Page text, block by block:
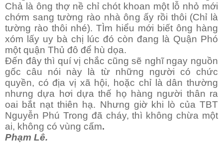
Chả là ông thợ nề chỉ chót khoan một lỗ nhỏ mới
chớm sang tường rào nhà ông ấy rồi thôi (Chỉ là
tường rào thôi nhé). TÌm hiểu mới biết ông hàng
xóm lấy uy bà chị lúc đó còn đang là Quận Phó
một quận Thủ đô để hù dọa.
Đến đây thì quí vị chắc cũng sẽ nghĩ ngay nguồn
gốc câu nói này là từ những người có chức
quyền, có địa vị xã hội, hoặc chỉ là dân thường
nhưng dựa hơi dựa thế họ hàng người thân ra
oai bắt nạt thiên hạ. Nhưng giờ khi lò của TBT
Nguyễn Phú Trong đã cháy, thì không chừa một
ai, không có vùng cấm.
Phạm Lê.